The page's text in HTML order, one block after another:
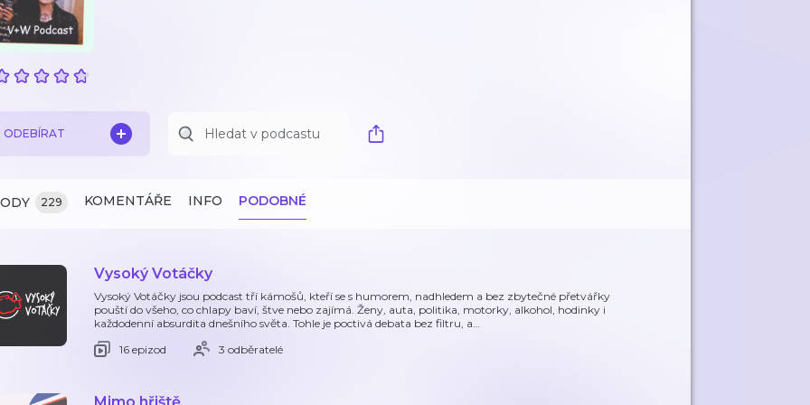
ODEBÍRAT
229 KOMENTÁŘE INFO PODOBNÉ
Vysoký Votáčky
Vysoký Votáčky jsou podcast tří kámošů, kteří se s humorem, nadhledem a bez zbytečné přetvářky
pouští do všeho, co chlapy baví, štve nebo zajímá. Ženy, auta, politika, motorky, alkohol, hodinky i
každodenní absurdita dnešního světa. Tohle je poctivá debata bez filtru, a…
16 epizod
3 odběratelé